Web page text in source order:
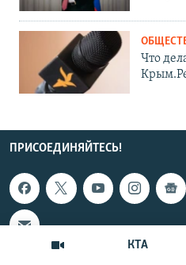
КТА
Что
ПРИСОЕДИНЯЙТЕСЬ!